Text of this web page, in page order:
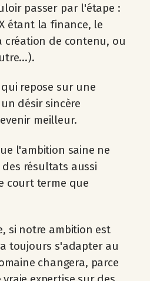
passer par l'étape :
étant la finance, le
création de contenu, ou
qui repose sur une
désir sincère
meilleur.
l'ambition saine ne
résultats aussi
court terme que
si notre ambition est
toujours s'adapter au
changera, parce